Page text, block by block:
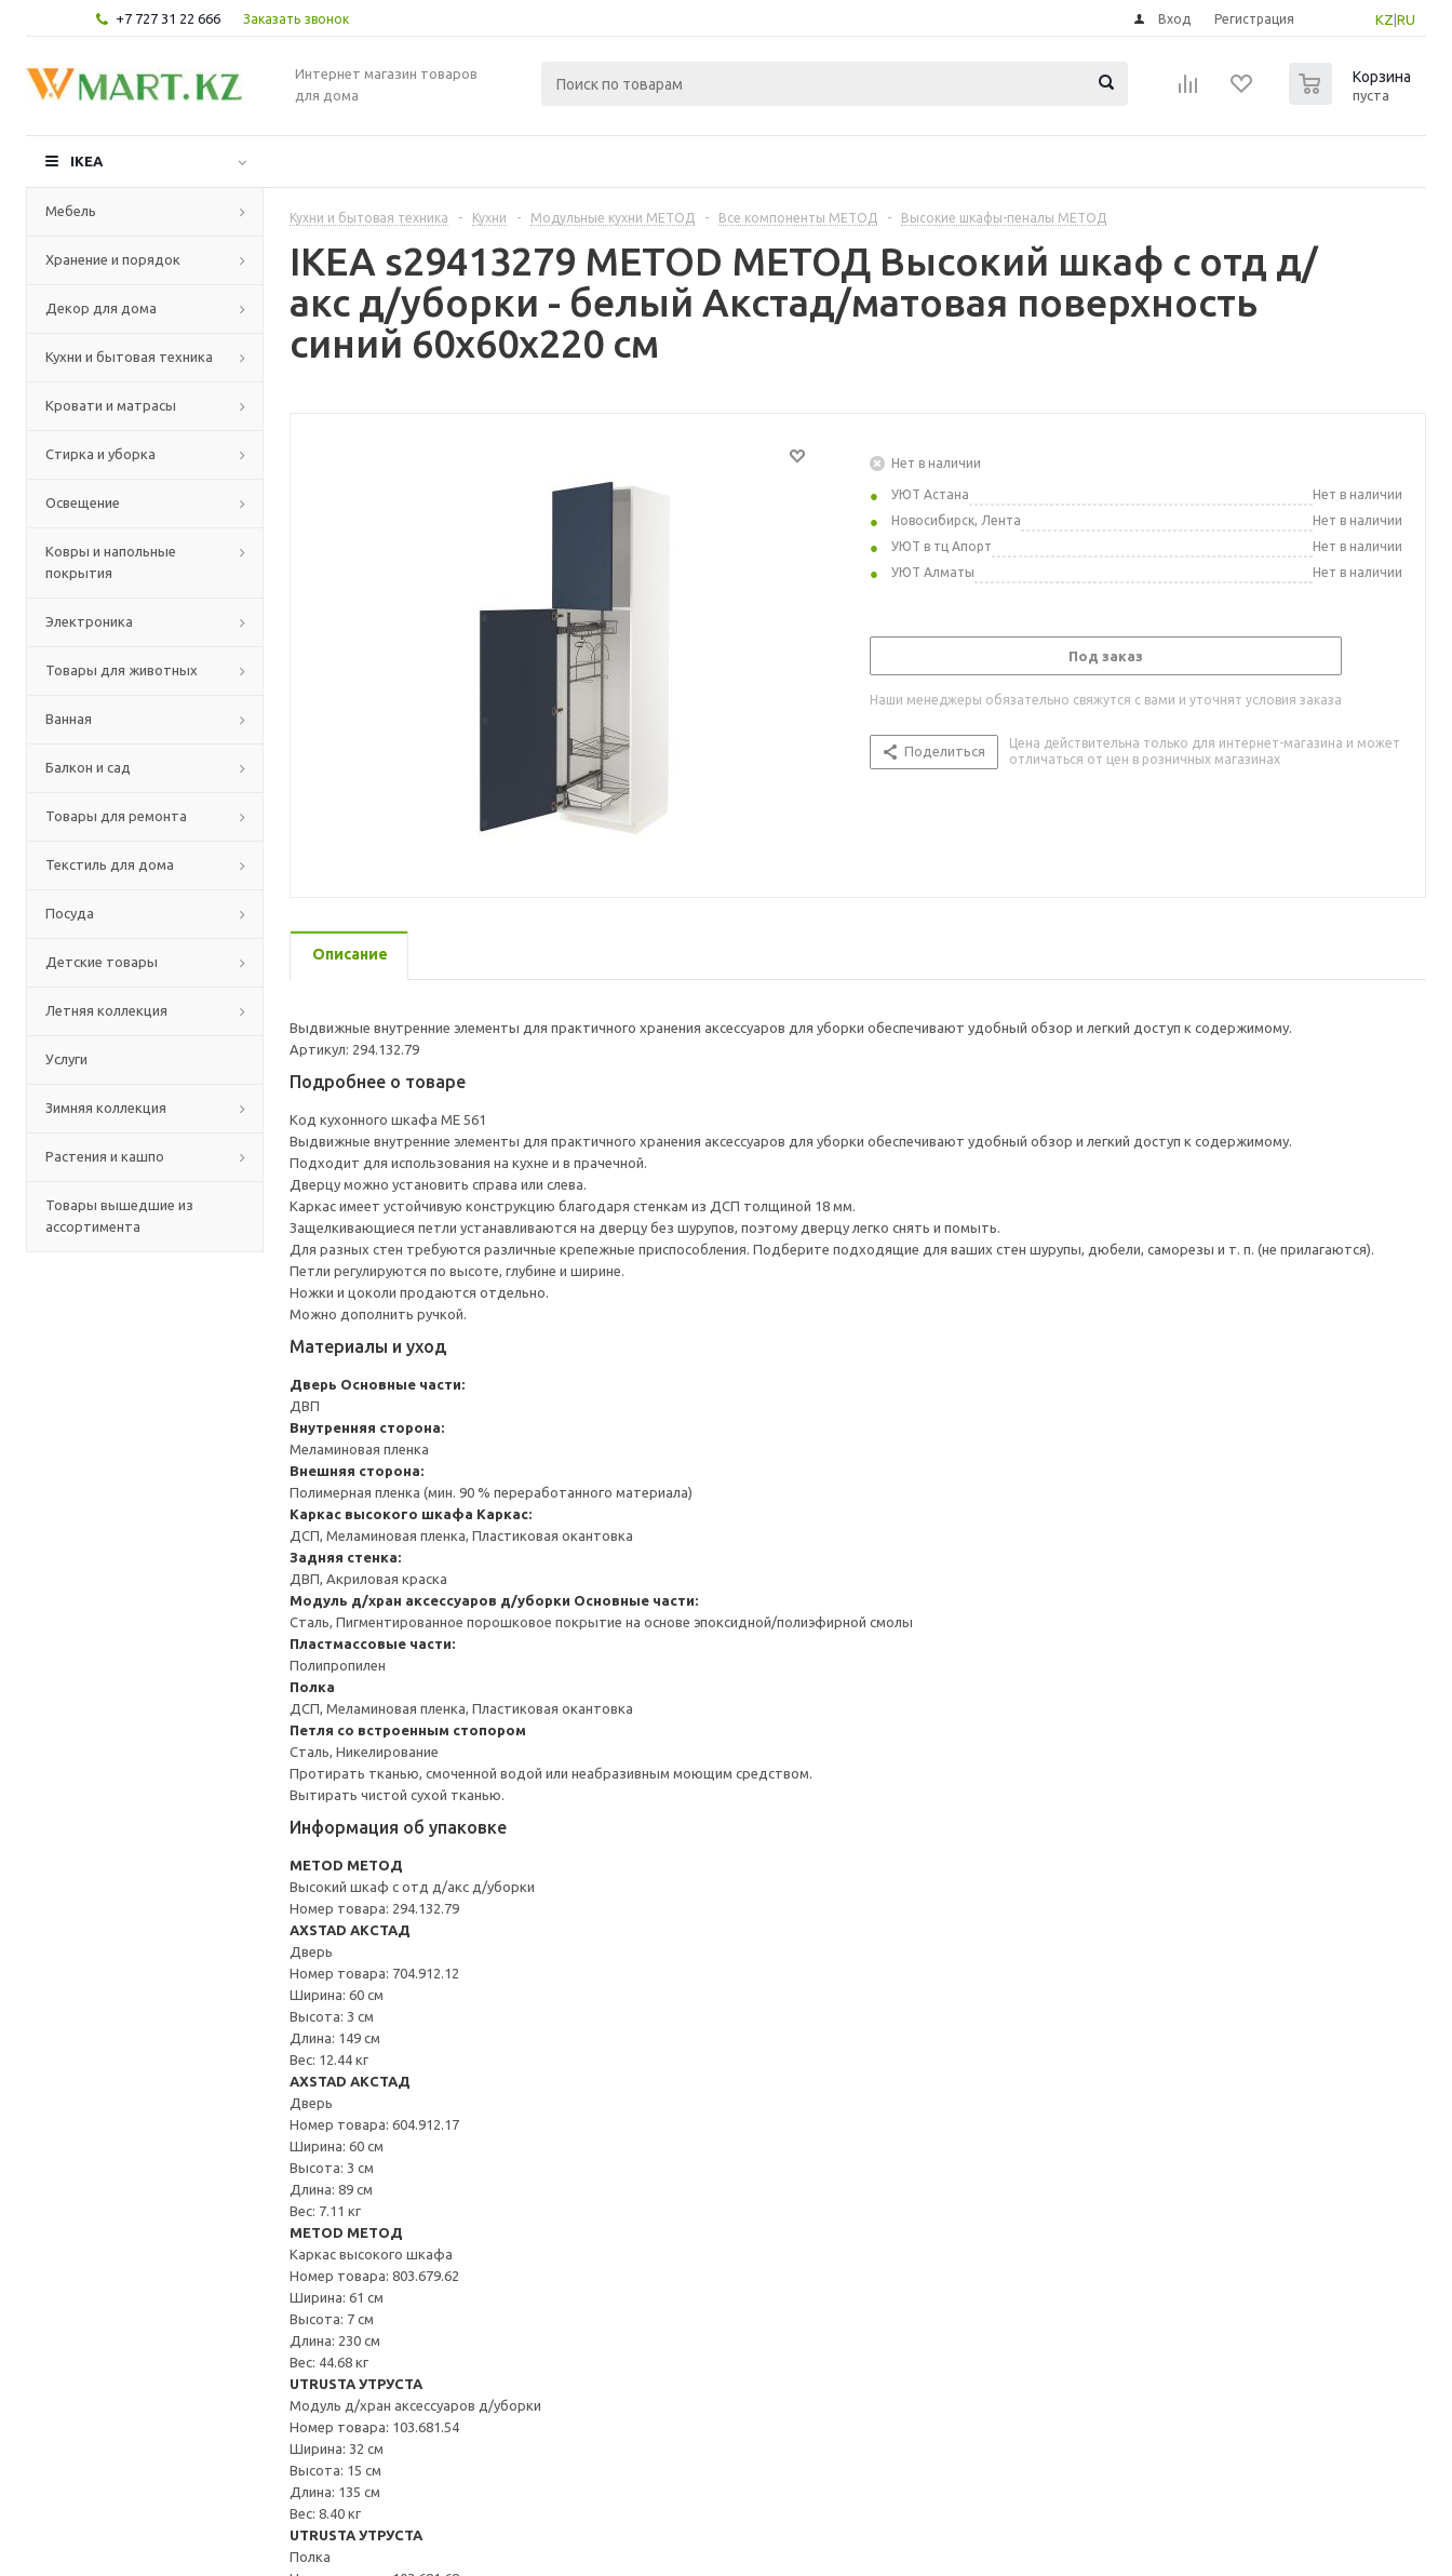
+7 727 31 22 666 Заказать звонок KZ RU
Вход Регистрация
Интернет магазин товаров
для дома
Корзина
пуста
IKEA
Мебель
Хранение и порядок
Декор для дома
Кухни и бытовая техника
Кровати и матрасы
Стирка и уборка
Освещение
Ковры и напольные
покрытия
Электроника
Товары для животных
Ванная
Балкон и сад
Товары для ремонта
Текстиль для дома
Посуда
Детские товары
Летняя коллекция
Услуги
Зимняя коллекция
Растения и кашпо
Товары вышедшие из
ассортимента
Кухни и бытовая техника - Кухни - Модульные кухни МЕТОД - Все компоненты МЕТОД - Высокие шкафы-пеналы МЕТОД
IKEA s29413279 METOD МЕТОД Высокий шкаф с отд д/
акс д/уборки - белый Акстад/матовая поверхность
синий 60x60x220 см
Нет в наличии
УЮТ Астана
Нет в наличии
Новосибирск, Лента
Нет в наличии
УЮТ в тц Апорт
Нет в наличии
УЮТ Алматы
Нет в наличии
Под заказ
Наши менеджеры обязательно свяжутся с вами и уточнят условия заказа
Поделиться
Цена действительна только для интернет-магазина и может
отличаться от цен в розничных магазинах
Описание
Выдвижные внутренние элементы для практичного хранения аксессуаров для уборки обеспечивают удобный обзор и легкий доступ к содержимому.
Артикул: 294.132.79
Подробнее о товаре
Код кухонного шкафа ME 561
Выдвижные внутренние элементы для практичного хранения аксессуаров для уборки обеспечивают удобный обзор и легкий доступ к содержимому.
Подходит для использования на кухне и в прачечной.
Дверцу можно установить справа или слева.
Каркас имеет устойчивую конструкцию благодаря стенкам из ДСП толщиной 18 мм.
Защелкивающиеся петли устанавливаются на дверцу без шурупов, поэтому дверцу легко снять и помыть.
Для разных стен требуются различные крепежные приспособления. Подберите подходящие для ваших стен шурупы, дюбели, саморезы и т. п. (не прилагаются).
Петли регулируются по высоте, глубине и ширине.
Ножки и цоколи продаются отдельно.
Можно дополнить ручкой.
Материалы и уход
Дверь Основные части:
ДВП
Внутренняя сторона:
Меламиновая пленка
Внешняя сторона:
Полимерная пленка (мин. 90 % переработанного материала)
Каркас высокого шкафа Каркас:
ДСП, Меламиновая пленка, Пластиковая окантовка
Задняя стенка:
ДВП, Акриловая краска
Модуль д/хран аксессуаров д/уборки Основные части:
Сталь, Пигментированное порошковое покрытие на основе эпоксидной/полиэфирной смолы
Пластмассовые части:
Полипропилен
Полка
ДСП, Меламиновая пленка, Пластиковая окантовка
Петля со встроенным стопором
Сталь, Никелирование
Протирать тканью, смоченной водой или неабразивным моющим средством.
Вытирать чистой сухой тканью.
Информация об упаковке
METOD МЕТОД
Высокий шкаф с отд д/акс д/уборки
Номер товара: 294.132.79
AXSTAD АКСТАД
Дверь
Номер товара: 704.912.12
Ширина: 60 см
Высота: 3 см
Длина: 149 см
Вес: 12.44 кг
AXSTAD АКСТАД
Дверь
Номер товара: 604.912.17
Ширина: 60 см
Высота: 3 см
Длина: 89 см
Вес: 7.11 кг
METOD МЕТОД
Каркас высокого шкафа
Номер товара: 803.679.62
Ширина: 61 см
Высота: 7 см
Длина: 230 см
Вес: 44.68 кг
UTRUSTA УТРУСТА
Модуль д/хран аксессуаров д/уборки
Номер товара: 103.681.54
Ширина: 32 см
Высота: 15 см
Длина: 135 см
Вес: 8.40 кг
UTRUSTA УТРУСТА
Полка